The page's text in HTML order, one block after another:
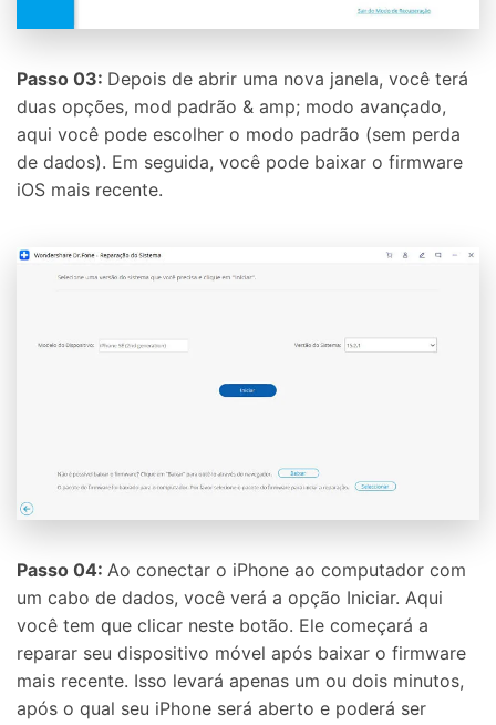
Passo 03: Depois de abrir uma nova janela, você terá
duas opções, mod padrão & amp; modo avançado,
aqui você pode escolher o modo padrão (sem perda
de dados). Em seguida, você pode baixar o firmware
iOS mais recente.
Passo 04: Ao conectar o iPhone ao computador com
um cabo de dados, você verá a opção Iniciar. Aqui
você tem que clicar neste botão. Ele começará a
reparar seu dispositivo móvel após baixar o firmware
mais recente. Isso levará apenas um ou dois minutos,
após o qual seu iPhone será aberto e poderá ser